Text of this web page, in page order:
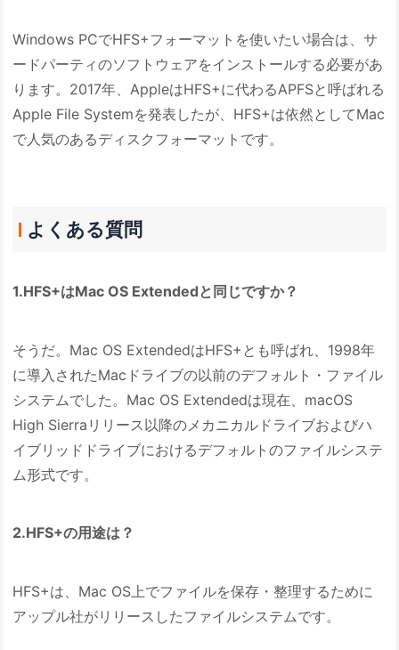
Windows PCでHFS+フォーマットを使いたい場合は、サ
ードパーティのソフトウェアをインストールする必要があ
ります。2017年、AppleはHFS+に代わるAPFSと呼ばれる
Apple File Systemを発表したが、HFS+は依然としてMac
で人気のあるディスクフォーマットです。
よくある質問
1.HFS+はMac OS Extendedと同じですか？
そうだ。Mac OS ExtendedはHFS+とも呼ばれ、1998年
に導入されたMacドライブの以前のデフォルト・ファイル
システムでした。Mac OS Extendedは現在、macOS
High Sierraリリース以降のメカニカルドライブおよびハ
イブリッドドライブにおけるデフォルトのファイルシステ
ム形式です。
2.HFS+の用途は？
HFS+は、Mac OS上でファイルを保存・整理するために
アップル社がリリースしたファイルシステムです。